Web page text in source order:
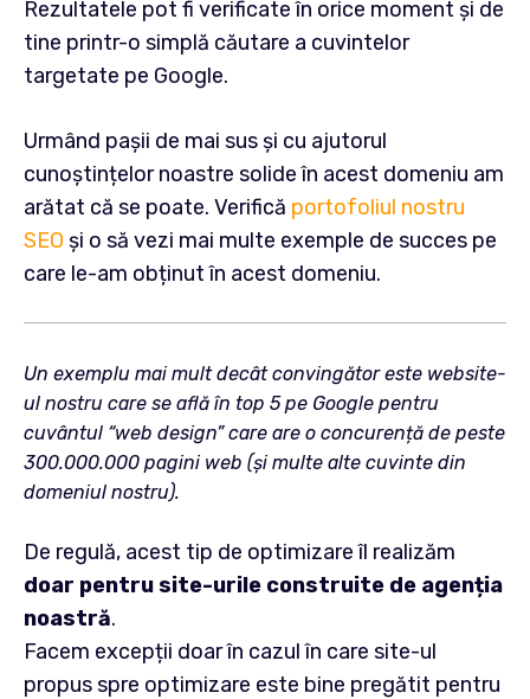
Rezultatele pot fi verificate în orice moment și de
tine printr-o simplă căutare a cuvintelor
targetate pe Google.
Urmând pașii de mai sus și cu ajutorul
cunoștințelor noastre solide în acest domeniu am
arătat că se poate. Verifică portofoliul nostru
SEO și o să vezi mai multe exemple de succes pe
care le-am obținut în acest domeniu.
Un exemplu mai mult decât convingător este website-
ul nostru care se află în top 5 pe Google pentru
cuvântul “web design” care are o concurență de peste
300.000.000 pagini web (și multe alte cuvinte din
domeniul nostru).
De regulă, acest tip de optimizare îl realizăm
doar pentru site-urile construite de agenția
noastră.
Facem excepții doar în cazul în care site-ul
propus spre optimizare este bine pregătit pentru